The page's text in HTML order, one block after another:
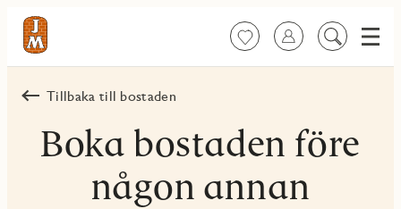
FavoriterLogga in
Sök
Meny
Tillbaka till bostaden
Boka bostaden före
någon annan